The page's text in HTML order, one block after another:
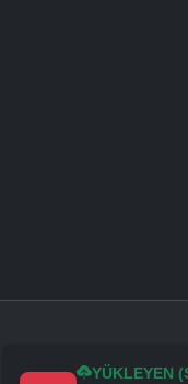
YÜKLEYEN